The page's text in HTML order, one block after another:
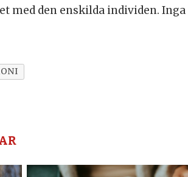
med den enskilda individen.